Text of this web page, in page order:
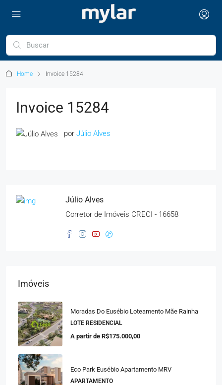
Home Invoice 15284
Invoice 15284
por Júlio Alves
Júlio Alves
Corretor de Imóveis CRECI - 16658
Imóveis
Moradas Do Eusébio Loteamento Mãe Rainha
LOTE RESIDENCIAL
A partir de R$175.000,00
Eco Park Eusébio Apartamento MRV
APARTAMENTO